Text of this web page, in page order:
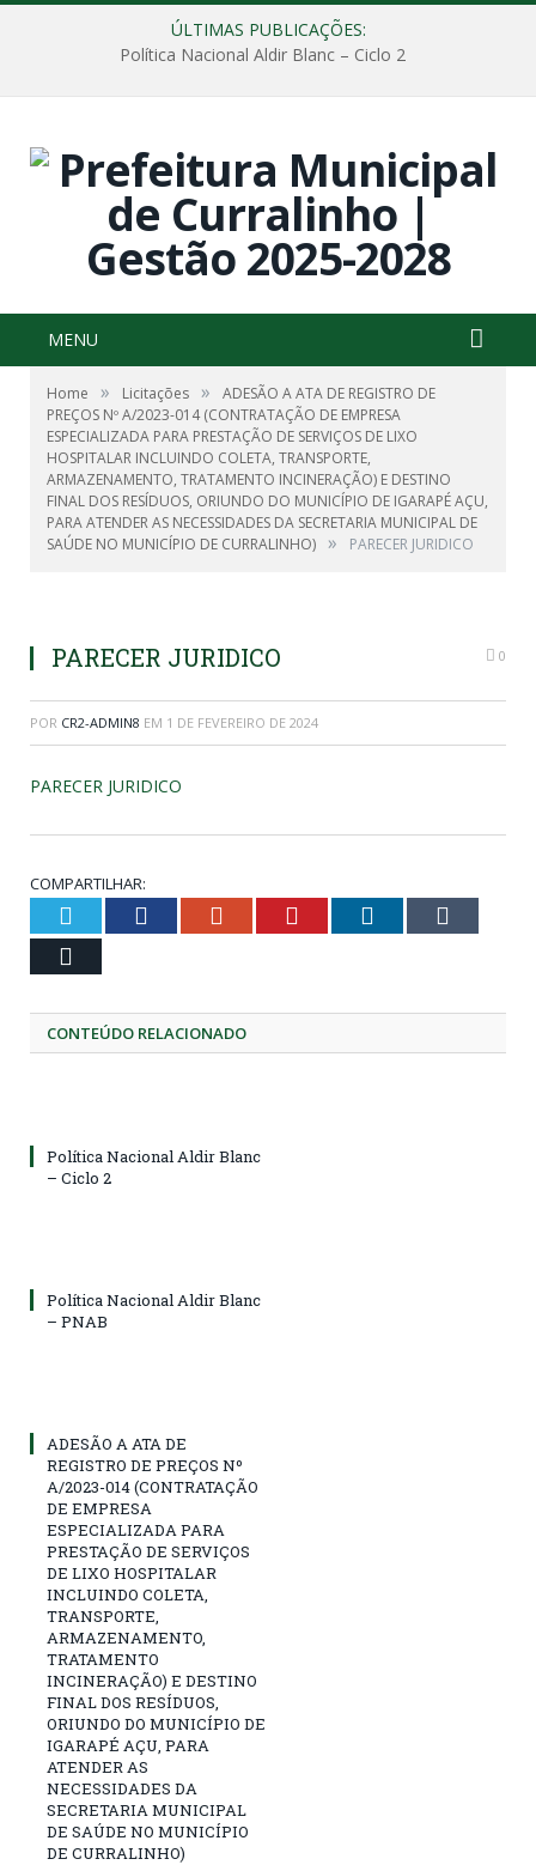
ÚLTIMAS PUBLICAÇÕES:
Política Nacional Aldir Blanc – Ciclo 2
MENU
Home » Licitações »
ADESÃO A ATA DE REGISTRO DE
PREÇOS Nº A/2023-014 (CONTRATAÇÃO DE EMPRESA
ESPECIALIZADA PARA PRESTAÇÃO DE SERVIÇOS DE LIXO
HOSPITALAR INCLUINDO COLETA, TRANSPORTE,
ARMAZENAMENTO, TRATAMENTO INCINERAÇÃO) E DESTINO
FINAL DOS RESÍDUOS, ORIUNDO DO MUNICÍPIO DE IGARAPÉ AÇU,
PARA ATENDER AS NECESSIDADES DA SECRETARIA MUNICIPAL DE
SAÚDE NO MUNICÍPIO DE CURRALINHO) » PARECER JURIDICO
PARECER JURIDICO 0
POR CR2-ADMIN8 EM 1 DE FEVEREIRO DE 2024
PARECER JURIDICO
COMPARTILHAR:
Twitter Facebook Google+ Pinterest LinkedIn
CONTEÚDO RELACIONADO
Política Nacional Aldir Blanc
– Ciclo 2
Política Nacional Aldir Blanc
– PNAB
ADESÃO A ATA DE
REGISTRO DE PREÇOS Nº
A/2023-014 (CONTRATAÇÃO
DE EMPRESA
ESPECIALIZADA PARA
PRESTAÇÃO DE SERVIÇOS
DE LIXO HOSPITALAR
INCLUINDO COLETA,
TRANSPORTE,
ARMAZENAMENTO,
TRATAMENTO
INCINERAÇÃO) E DESTINO
FINAL DOS RESÍDUOS,
ORIUNDO DO MUNICÍPIO DE
IGARAPÉ AÇU, PARA
ATENDER AS
NECESSIDADES DA
SECRETARIA MUNICIPAL
DE SAÚDE NO MUNICÍPIO
DE CURRALINHO)